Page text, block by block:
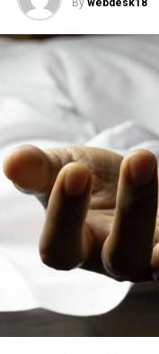
പള്ളം:64.76 %
വൈക്കം: 72.6%
കടുത്തുരുത്തി: 66.7%